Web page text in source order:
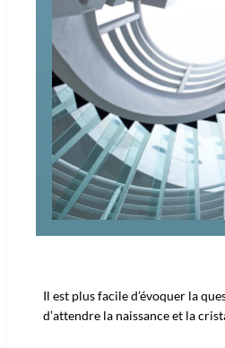
Il est plus facile d’évoquer la
d’attendre la naissance et la